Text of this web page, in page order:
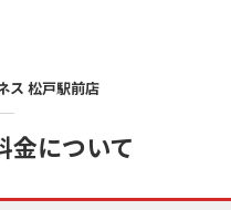
ス 松戸駅前店
金について